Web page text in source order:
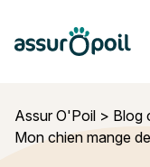
Assur O'Poil
Assur O'Poil > Blog
Mon chien mange